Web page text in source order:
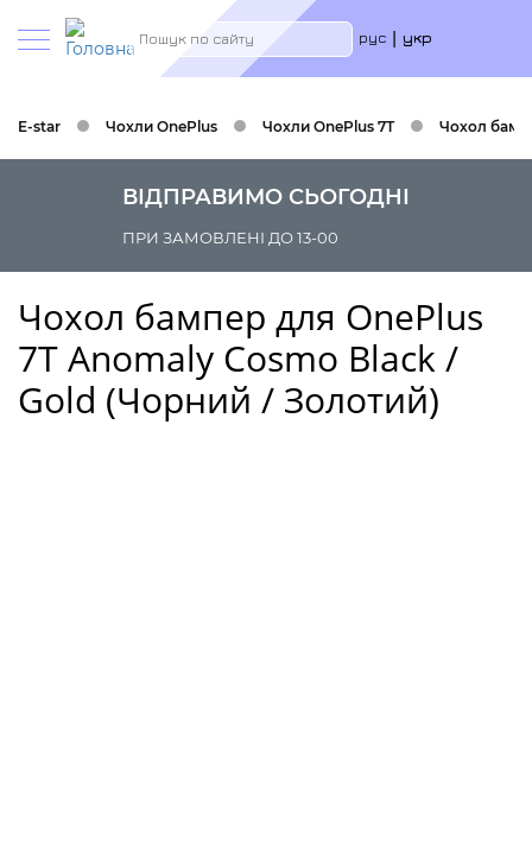
Пошук рус укр
E-star Чохли OnePlus Чохли OnePlus 7T Чохол
ВІДПРАВИМО СЬОГОДНІ
ПРИ ЗАМОВЛЕНІ ДО 13-00
Чохол бампер для OnePlus
7T Anomaly Cosmo Black /
Gold (Чорний / Золотий)